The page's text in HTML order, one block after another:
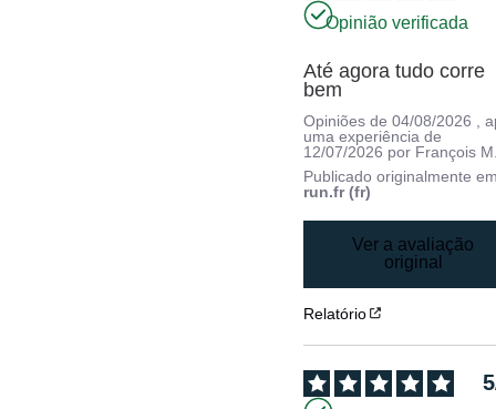
Opinião verificada
Até agora tudo corre
bem
Opiniões de04/08/2026
,
uma experiência de
12/07/2026 por François
Publicado originalmente
run.fr (fr)
Ver a avaliação
original
Relatório
5